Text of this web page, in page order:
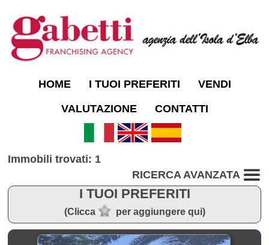
HOME I TUOI PREFERITI VENDI
VALUTAZIONE CONTATTI
Immobili trovati: 1
RICERCA AVANZATA
I TUOI PREFERITI
(Clicca per aggiungere qui)